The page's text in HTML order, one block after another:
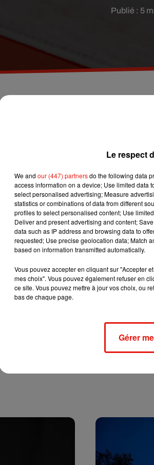
Publié : 5
distribueront gratuitement des
leur précieux sésame, les
le site de la ville.
c’est la course contre-la-
a commencé à en vendre. Mais
nouvelle pour les habitants de la
une contremarque sur le site
encore, pas besoin de courir dans votre
maire de la capitale le promet : au 8 juin,
Le respect
We and our (447) partnersdo the following data
access information on a device; Use limited data
select personalised advertising; Measure
statistics or combinations of data from different
profiles to select personalised content; Use
Deliver and present advertising and content;
data such as IP address and browsing data to
requested; Use precise geolocation data; Match
based on information transmitted automatically.
Vous pouvez accepter en cliquant sur "Accepter
mes choix". Vous pouvez également refuser en
ce site. Vous pouvez mettre à jour vos choix, ou
bas de chaque page.
Gérer